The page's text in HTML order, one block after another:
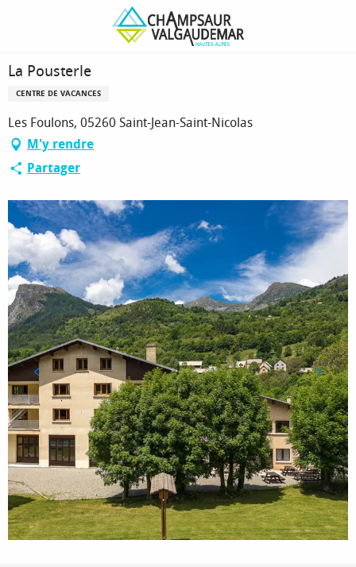
principal
La Pousterle
La Pousterle
CENTRE DE VACANCES
Les Foulons, 05260 Saint-Jean-Saint-Nicolas
M'y rendre
Partager